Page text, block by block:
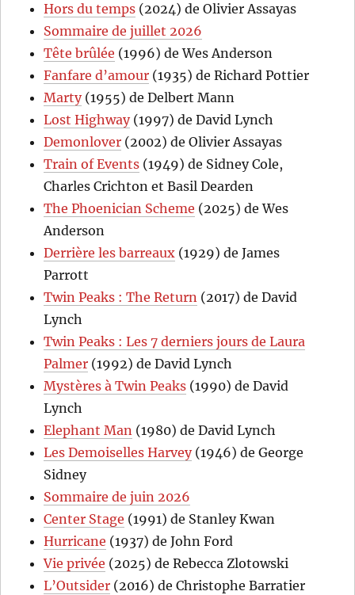
Hors du temps (2024) de Olivier Assayas
Sommaire de juillet 2026
Tête brûlée (1996) de Wes Anderson
Fanfare d’amour (1935) de Richard Pottier
Marty(1955) de Delbert Mann
Lost Highway(1997) de David Lynch
Demonlover (2002) de Olivier Assayas
Train of Events (1949) de Sidney Cole,
Charles Crichton et Basil Dearden
The Phoenician Scheme (2025) de Wes
Anderson
Derrière les barreaux (1929) de James
Parrott
Twin Peaks : The Return (2017) de David
Lynch
Twin Peaks : Les 7 derniers jours de Laura
Palmer (1992) de David Lynch
Mystères à Twin Peaks (1990) de David
Lynch
Elephant Man (1980) de David Lynch
Les Demoiselles Harvey(1946) de George
Sidney
Sommaire de juin 2026
Center Stage (1991) de Stanley Kwan
Hurricane (1937) de John Ford
Vie privée (2025) de Rebecca Zlotowski
L’Outsider (2016) de Christophe Barratier